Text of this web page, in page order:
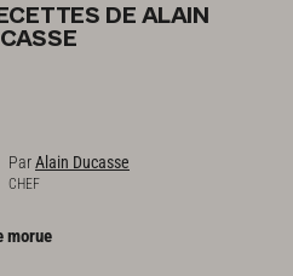
DE ALAIN
ParAlain Ducasse
CHEF
morue